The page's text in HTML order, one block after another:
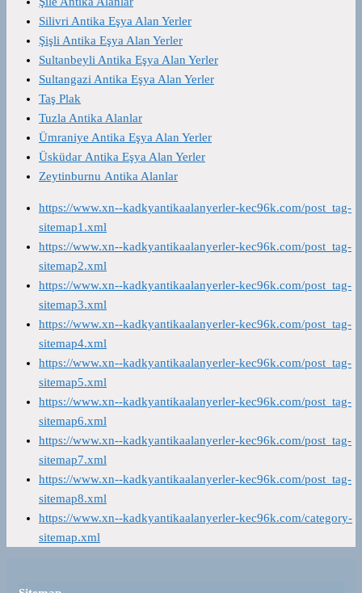
Silivri Antika Eşya Alan Yerler
Şişli Antika Eşya Alan Yerler
Sultanbeyli Antika Eşya Alan Yerler
Sultangazi Antika Eşya Alan Yerler
Taş Plak
Tuzla Antika Alanlar
Ümraniye Antika Eşya Alan Yerler
Üsküdar Antika Eşya Alan Yerler
Zeytinburnu Antika Alanlar
https://www.xn--kadkyantikaalanyerler-kec96k.com/post_tag-
sitemap1.xml
https://www.xn--kadkyantikaalanyerler-kec96k.com/post_tag-
sitemap2.xml
https://www.xn--kadkyantikaalanyerler-kec96k.com/post_tag-
sitemap3.xml
https://www.xn--kadkyantikaalanyerler-kec96k.com/post_tag-
sitemap4.xml
https://www.xn--kadkyantikaalanyerler-kec96k.com/post_tag-
sitemap5.xml
https://www.xn--kadkyantikaalanyerler-kec96k.com/post_tag-
sitemap6.xml
https://www.xn--kadkyantikaalanyerler-kec96k.com/post_tag-
sitemap7.xml
https://www.xn--kadkyantikaalanyerler-kec96k.com/post_tag-
sitemap8.xml
https://www.xn--kadkyantikaalanyerler-kec96k.com/category-
sitemap.xml